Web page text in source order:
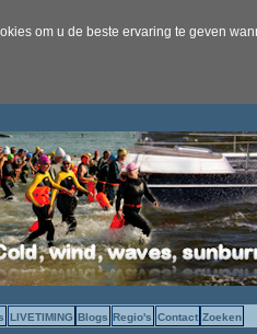
om u de beste ervaring te geven
LIVETIMING Blogs Regio's Contact Zoeken